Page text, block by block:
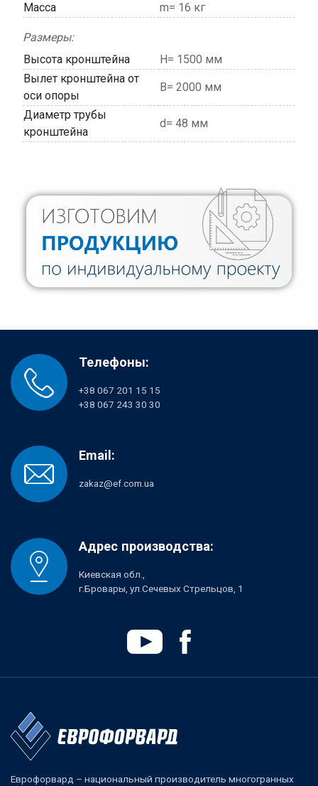
Масса m= 16 кг
Размеры:
Высота кронштейна
H= 1500 мм
Вылет кронштейна от
оси опоры
В= 2000 мм
Диаметр трубы
кронштейна
d= 48 мм
Телефоны:
+38 067 201 15 15
+38 067 243 30 30
Email:
zakaz@ef.com.ua
Адрес производства:
Киевская обл.,
г.Бровары, ул.Сечевых Стрельцов, 1
Еврофорвард – национальный производитель многогранных